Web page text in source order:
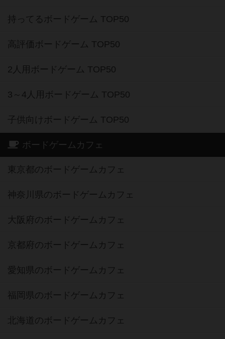
持ってるボードゲーム TOP50
高評価ボードゲーム TOP50
2人用ボードゲーム TOP50
3～4人用ボードゲーム TOP50
子供向けボードゲーム TOP50
ボードゲームカフェ
東京都のボードゲームカフェ
神奈川県のボードゲームカフェ
大阪府のボードゲームカフェ
京都府のボードゲームカフェ
愛知県のボードゲームカフェ
福岡県のボードゲームカフェ
北海道のボードゲームカフェ